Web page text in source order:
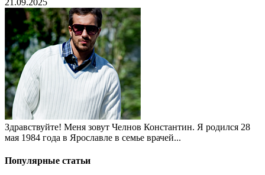
Здравствуйте! Меня зовут Челнов Константин. Я родился 28
мая 1984 года в Ярославле в семье врачей...
Популярные статьи